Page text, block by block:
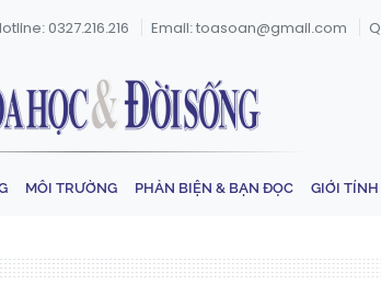
0327.216.216 Email: toasoan@gmail.com
MÔI TRƯỜNG PHẢN BIỆN & BẠN ĐỌC GIỚI